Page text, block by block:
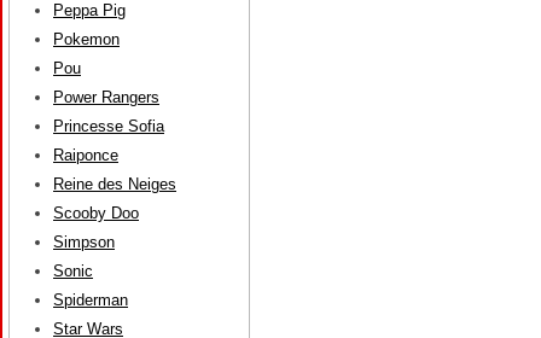
Peppa Pig
Pokemon
Pou
Power Rangers
Princesse Sofia
Raiponce
Reine des Neiges
Scooby Doo
Simpson
Sonic
Spiderman
Star Wars